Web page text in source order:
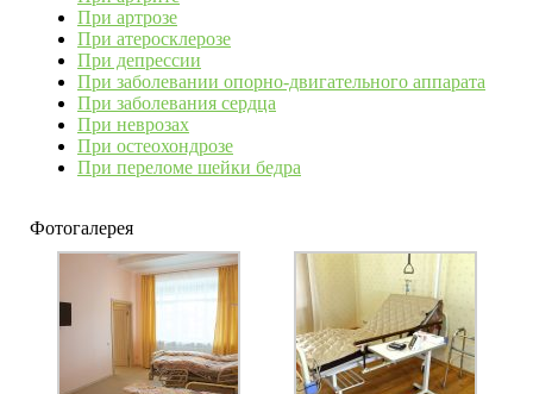
При артрозе
При атеросклерозе
При депрессии
При заболевании опорно-двигательного аппарата
При заболевания сердца
При неврозах
При остеохондрозе
При переломе шейки бедра
Фотогалерея